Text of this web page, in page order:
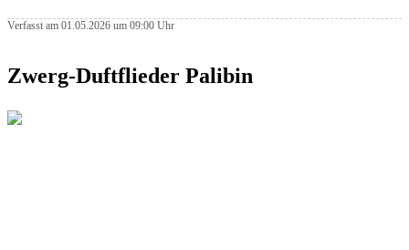
Verfasst am 01.05.2026 um 09:00 Uhr
Zwerg-Duftflieder Palibin